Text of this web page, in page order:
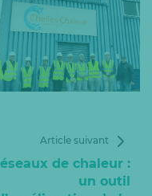
Article suivant
de chaleur :
un outil